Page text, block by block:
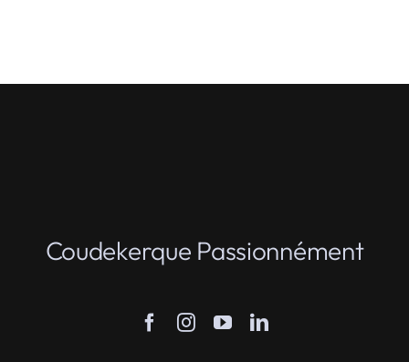
Coudekerque Passionnément